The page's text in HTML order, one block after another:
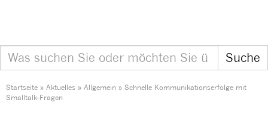
Startseite » Aktuelles » Allgemein » Schnelle Kommunikationserfolge mit
Smalltalk-Fragen